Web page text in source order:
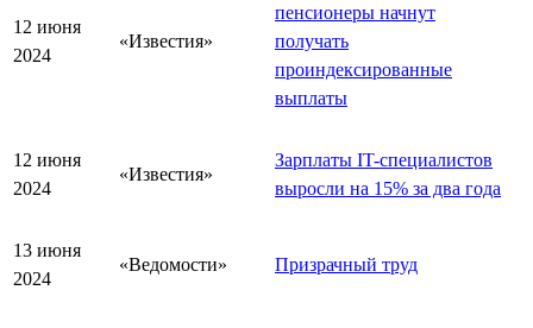
12 июня
2024
«Известия»
пенсионеры начнут
получать
проиндексированные
выплаты
12 июня
2024
«Известия»
Зарплаты IT-специалистов
выросли на 15% за два года
13 июня
2024
«Ведомости» Призрачный труд